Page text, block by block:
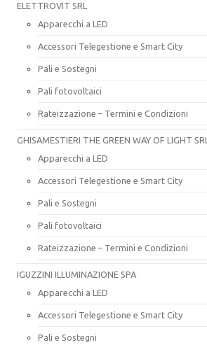
ELETTROVIT SRL
Apparecchi a LED
Accessori Telegestione e Smart City
Pali e Sostegni
Pali fotovoltaici
Rateizzazione – Termini e Condizioni
GHISAMESTIERI THE GREEN WAY OF LIGHT SRL
Apparecchi a LED
Accessori Telegestione e Smart City
Pali e Sostegni
Pali fotovoltaici
Rateizzazione – Termini e Condizioni
IGUZZINI ILLUMINAZIONE SPA
Apparecchi a LED
Accessori Telegestione e Smart City
Pali e Sostegni